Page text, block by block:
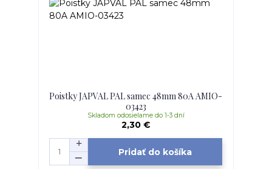
Poistky JAPVAL PAL samec 48mm 80A AMIO-
03423
2,30 €
Skladom odosielame do 1-3 dní
Pridať do košíka